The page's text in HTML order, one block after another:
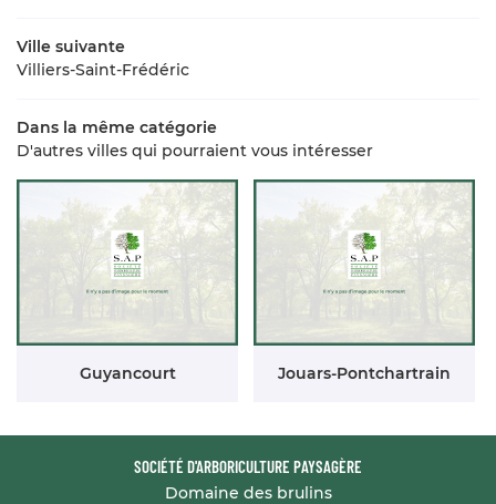
Ville suivante
Villiers-Saint-Frédéric
Dans la même catégorie
D'autres villes qui pourraient vous intéresser
Guyancourt Jouars-Pontchartrain
SOCIÉTÉ D'ARBORICULTURE PAYSAGÈRE
Domaine des brulins